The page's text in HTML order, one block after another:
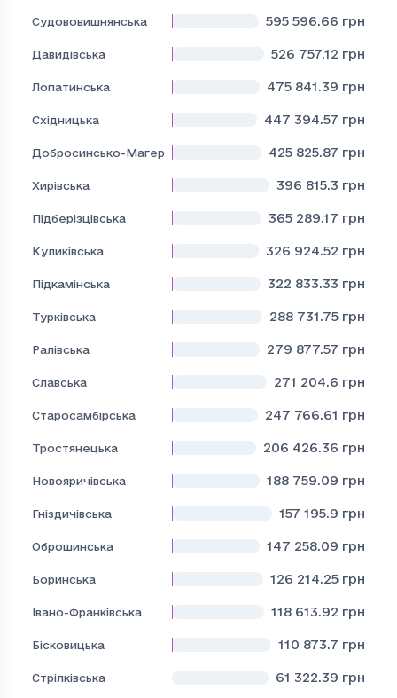
Судововишнянська 595 596.66 грн
Давидівська 526 757.12 грн
Лопатинська 475 841.39 грн
Східницька 447 394.57 грн
Добросинсько-Магерівська 425 825.87 грн
Хирівська 396 815.3 грн
Підберізцівська 365 289.17 грн
Куликівська 326 924.52 грн
Підкамінська 322 833.33 грн
Турківська 288 731.75 грн
Ралівська 279 877.57 грн
Славська 271 204.6 грн
Старосамбірська 247 766.61 грн
Тростянецька 206 426.36 грн
Новояричівська 188 759.09 грн
Гніздичівська 157 195.9 грн
Оброшинська 147 258.09 грн
Боринська 126 214.25 грн
Івано-Франківська 118 613.92 грн
Бісковицька 110 873.7 грн
Стрілківська 61 322.39 грн